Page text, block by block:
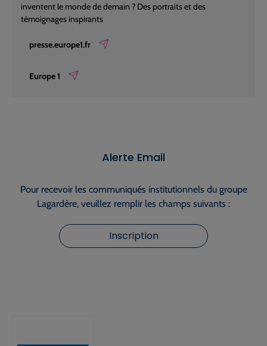
inventent le monde de demain ? Des portraits et des
témoignages inspirants
presse.europe1.fr
Europe 1
Alerte Email
Pour recevoir les communiqués institutionnels du groupe
Lagardère, veuillez remplir les champs suivants :
Inscription